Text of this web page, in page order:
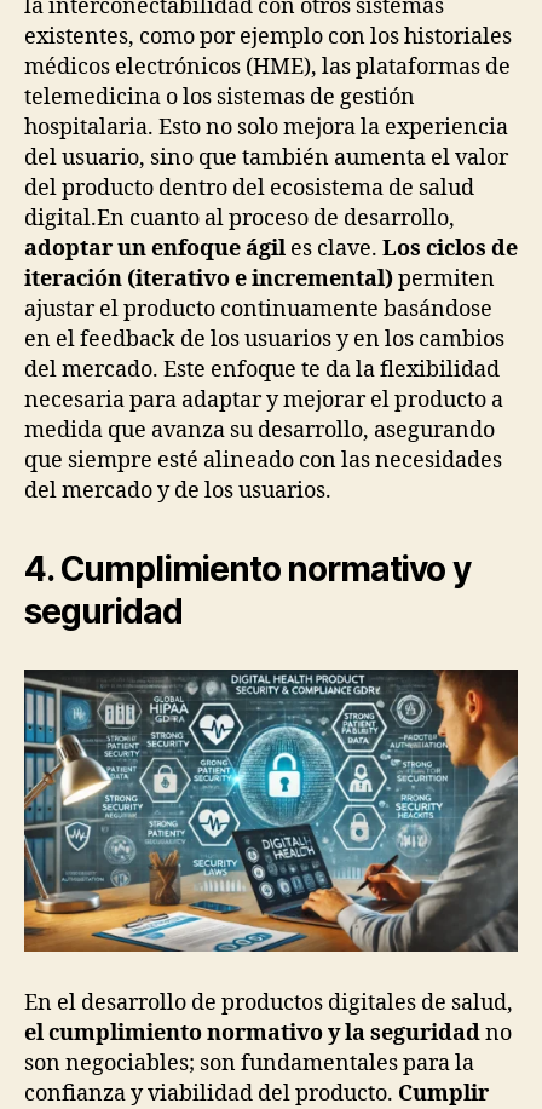
la interconectabilidad con otros sistemas
existentes, como por ejemplo con los historiales
médicos electrónicos (HME), las plataformas de
telemedicina o los sistemas de gestión
hospitalaria. Esto no solo mejora la experiencia
del usuario, sino que también aumenta el valor
del producto dentro del ecosistema de salud
digital.En cuanto al proceso de desarrollo,
adoptar un enfoque ágil es clave. Los ciclos de
iteración (iterativo e incremental)permiten
ajustar el producto continuamente basándose
en el feedback de los usuarios y en los cambios
del mercado. Este enfoque te da la flexibilidad
necesaria para adaptar y mejorar el producto a
medida que avanza su desarrollo, asegurando
que siempre esté alineado con las necesidades
del mercado y de los usuarios.
4. Cumplimiento normativo y
seguridad
En el desarrollo de productos digitales de salud,
el cumplimiento normativo y la seguridadno
son negociables; son fundamentales para la
confianza y viabilidad del producto. Cumplir